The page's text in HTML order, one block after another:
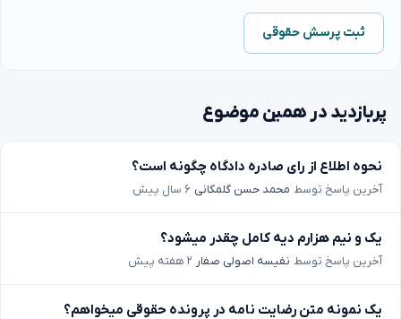
ثبت پرسش حقوقی
پربازدید در همین موضوع
نحوه اطلاع از رای صادره دادگاه چگونه است؟
آخرین پاسخ توسط محمد حسن گلمکانی ۶ سال پیش
یک و نیم هزارم دیه کامل چقدر میشود؟
آخرین پاسخ توسط نفیسه اصولی صفار ۲ هفته پیش
یک نمونه متن رضایت نامه در پرونده حقوقی میخواهم؟